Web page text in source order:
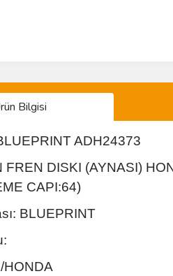
Bilgisi
ADH24373
FREN DISKI (AYNASI)
CAPI:64)
BLUEPRINT
HONDA